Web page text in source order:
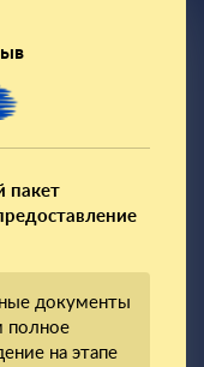
пакет
документы
полное
на этапе